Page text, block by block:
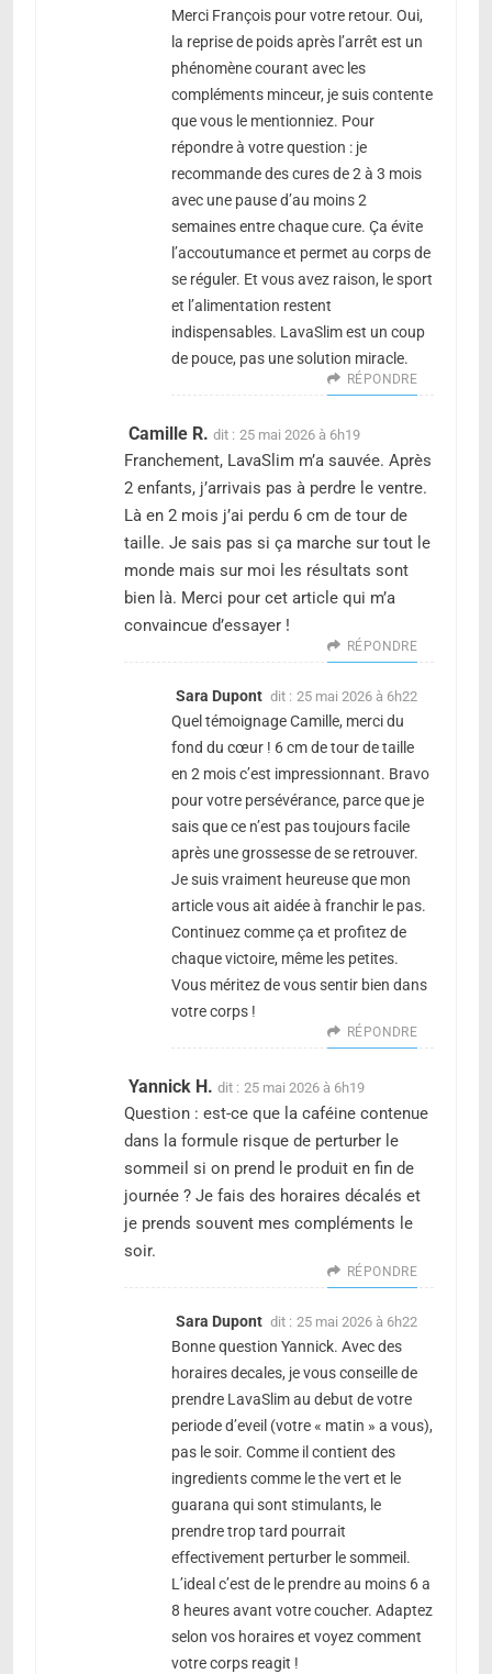
Merci François pour votre retour. Oui,
la reprise de poids après l’arrêt est un
phénomène courant avec les
compléments minceur, je suis contente
que vous le mentionniez. Pour
répondre à votre question : je
recommande des cures de 2 à 3 mois
avec une pause d’au moins 2
semaines entre chaque cure. Ça évite
l’accoutumance et permet au corps de
se réguler. Et vous avez raison, le sport
et l’alimentation restent
indispensables. LavaSlim est un coup
de pouce, pas une solution miracle.
RÉPONDRE
Camille R. dit : 25 mai 2026 à 6h19
Franchement, LavaSlim m’a sauvée. Après
2 enfants, j’arrivais pas à perdre le ventre.
Là en 2 mois j’ai perdu 6 cm de tour de
taille. Je sais pas si ça marche sur tout le
monde mais sur moi les résultats sont
bien là. Merci pour cet article qui m’a
convaincue d’essayer !
RÉPONDRE
Sara Dupont dit : 25 mai 2026 à 6h22
Quel témoignage Camille, merci du
fond du cœur ! 6 cm de tour de taille
en 2 mois c’est impressionnant. Bravo
pour votre persévérance, parce que je
sais que ce n’est pas toujours facile
après une grossesse de se retrouver.
Je suis vraiment heureuse que mon
article vous ait aidée à franchir le pas.
Continuez comme ça et profitez de
chaque victoire, même les petites.
Vous méritez de vous sentir bien dans
votre corps !
RÉPONDRE
Yannick H. dit : 25 mai 2026 à 6h19
Question : est-ce que la caféine contenue
dans la formule risque de perturber le
sommeil si on prend le produit en fin de
journée ? Je fais des horaires décalés et
je prends souvent mes compléments le
soir.
RÉPONDRE
Sara Dupont dit : 25 mai 2026 à 6h22
Bonne question Yannick. Avec des
horaires decales, je vous conseille de
prendre LavaSlim au debut de votre
periode d’eveil (votre « matin » a vous),
pas le soir. Comme il contient des
ingredients comme le the vert et le
guarana qui sont stimulants, le
prendre trop tard pourrait
effectivement perturber le sommeil.
L’ideal c’est de le prendre au moins 6 a
8 heures avant votre coucher. Adaptez
selon vos horaires et voyez comment
votre corps reagit !